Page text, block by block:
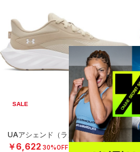
SALE
UAアシェンド（ランニング/MEN）
￥6,622 30%OFF